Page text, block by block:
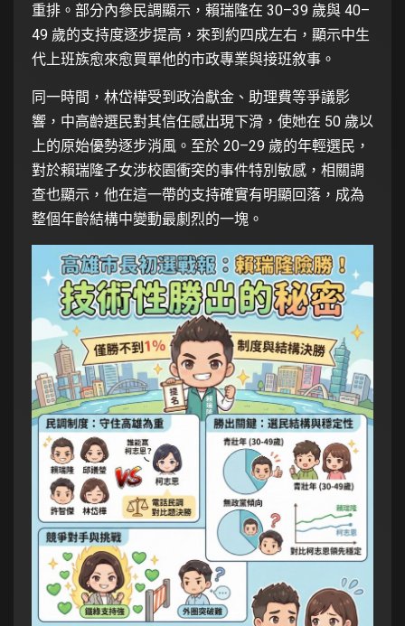
重排。部分內參民調顯示，賴瑞隆在 30–39 歲與 40–
49 歲的支持度逐步提高，來到約四成左右，顯示中生
代上班族愈來愈買單他的市政專業與接班敘事。
同一時間，林岱樺受到政治獻金、助理費等爭議影
響，中高齡選民對其信任感出現下滑，使她在 50 歲以
上的原始優勢逐步消風。至於 20–29 歲的年輕選民，
對於賴瑞隆子女涉校園衝突的事件特別敏感，相關調
查也顯示，他在這一帶的支持確實有明顯回落，成為
整個年齡結構中變動最劇烈的一塊。